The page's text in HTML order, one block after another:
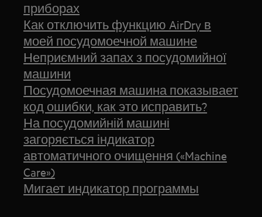
приборах
Как отключить функцию AirDry в
моей посудомоечной машине
Неприємний запах з посудомийної
машини
Посудомоечная машина показывает
код ошибки, как это исправить?
На посудомийній машині
загоряється індикатор
автоматичного очищення («Machine
Care»)
Мигает индикатор программы